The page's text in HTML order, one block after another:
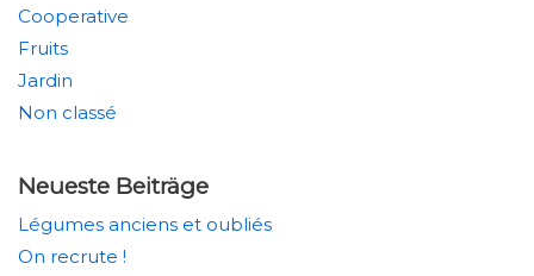
Cooperative
Fruits
Jardin
Non classé
Neueste Beiträge
Légumes anciens et oubliés
On recrute !